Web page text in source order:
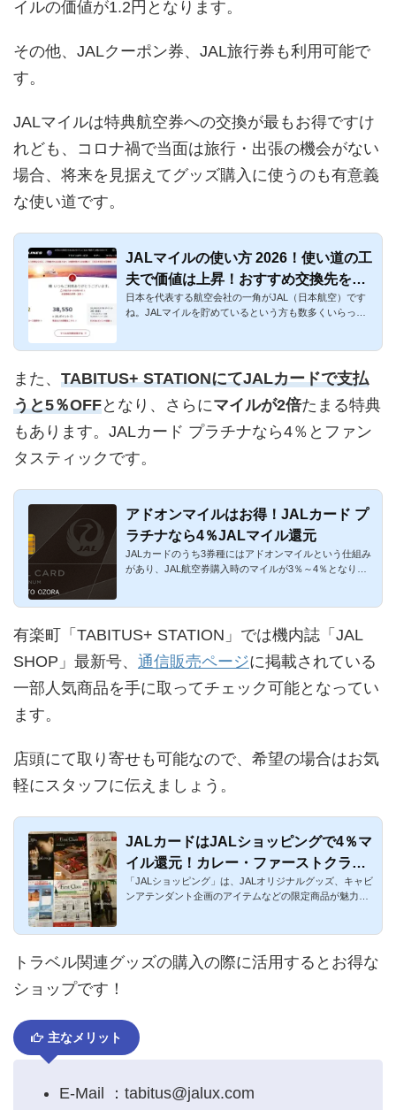
イルの価値が1.2円となります。
その他、JALクーポン券、JAL旅行券も利用可能で
す。
JALマイルは特典航空券への交換が最もお得ですけ
れども、コロナ禍で当面は旅行・出張の機会がない
場合、将来を見据えてグッズ購入に使うのも有意義
な使い道です。
JALマイルの使い方 2026！使い道の工
夫で価値は上昇！おすすめ交換先を解
説
日本を代表する航空会社の一角がJAL（日本航空）です
ね。JALマイルを貯めているという方も数多くいらっし
また、 TABITUS+ STATIONにてJALカードで支払
うと5％OFFとなり、さらにマイルが2倍たまる特典
もあります。JALカード プラチナなら4％とファン
タスティックです。
アドオンマイルはお得！JALカード プ
ラチナなら4％JALマイル還元
JALカードのうち3券種にはアドオンマイルという仕組み
があり、JAL航空券購入時のマイルが3％～4％となりま
有楽町「TABITUS+ STATION」では機内誌「JAL
SHOP」最新号、 通信販売ページに掲載されている
一部人気商品を手に取ってチェック可能となってい
ます。
店頭にて取り寄せも可能なので、希望の場合はお気
軽にスタッフに伝えましょう。
JALカードはJALショッピングで4％マ
イル還元！カレー・ファーストクラス
のスイーツやワインがお得
「JALショッピング」は、JALオリジナルグッズ、キャビ
ンアテンダント企画のアイテムなどの限定商品が魅力的
トラベル関連グッズの購入の際に活用するとお得な
ショップです！
主なメリット
E-Mail ：tabitus@jalux.com